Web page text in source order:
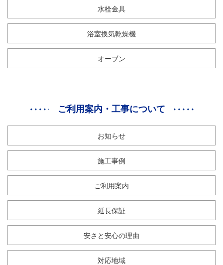
水栓金具
浴室換気乾燥機
オーブン
ご利用案内・工事について
お知らせ
施工事例
ご利用案内
延長保証
安さと安心の理由
対応地域